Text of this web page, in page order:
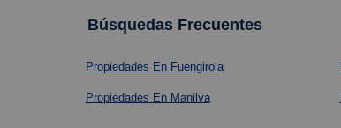
Búsquedas Frecuentes
Propiedades En Fuengirola
Propiedades En Manilva